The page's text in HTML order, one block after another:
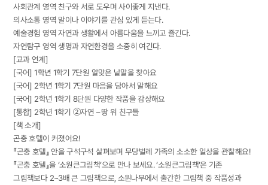
사회관계 영역 친구와 서로 도우며 사이좋게 지낸다.
의사소통 영역 말이나 이야기를 관심 있게 듣는다.
예술경험 영역 자연과 생활에서 아름다움을 느끼고 즐긴다.
자연탐구 영역 생명과 자연환경을 소중히 여긴다.
[교과 연계]
[국어] 1학년 1학기 7단원 알맞은 낱말을 찾아요
[국어] 2학년 1학기 7단원 마음을 담아서 말해요
[국어] 2학년 1학기 8단원 다양한 작품을 감상해요
[통합] 2학년 1학기 ②자연 – 땅 위 친구들
[책 소개]
곤충 호텔이 커졌어요!
『곤충 호텔』 안을 구석구석 살펴보며 무당벌레 가족의 소소한 일상을 관찰해요!
『곤충 호텔』을 ‘소원큰그림책’으로 만나 보세요. ‘소원큰그림책’은 기존
그림책보다 2~3배 큰 그림책으로, 소원나무에서 출간한 그림책 중 작품성과